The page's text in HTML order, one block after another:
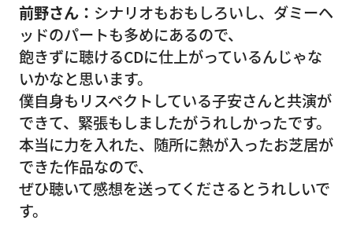
前野さん： シナリオもおもしろいし、ダミーヘ
ッドのパートも多めにあるので、
飽きずに聴けるCDに仕上がっているんじゃな
いかなと思います。
僕自身もリスペクトしている子安さんと共演が
できて、緊張もしましたがうれしかったです。
本当に力を入れた、随所に熱が入ったお芝居が
できた作品なので、
ぜひ聴いて感想を送ってくださるとうれしいで
す。